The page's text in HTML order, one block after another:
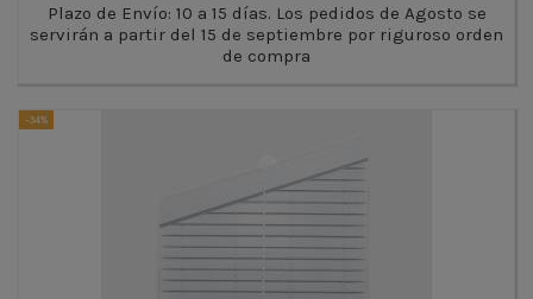
Plazo de Envío: 10 a 15 días. Los pedidos de Agosto se
servirán a partir del 15 de septiembre por riguroso orden
de compra
-34%